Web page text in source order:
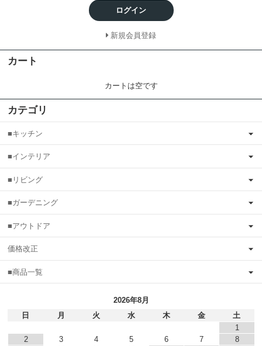
ログイン
新規会員登録
カート
カートは空です
カテゴリ
■キッチン
■インテリア
■リビング
■ガーデニング
■アウトドア
価格改正
■商品一覧
2026年8月
日
月 火 水 木 金
土
1
2
3 4 5 6 7
8